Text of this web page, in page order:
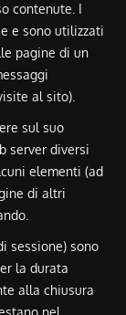
contenute. I
e sono utilizzati
pagine di un
al sito).
sul suo
server diversi
elementi (ad
di altri
sessione) sono
la durata
alla chiusura
nel